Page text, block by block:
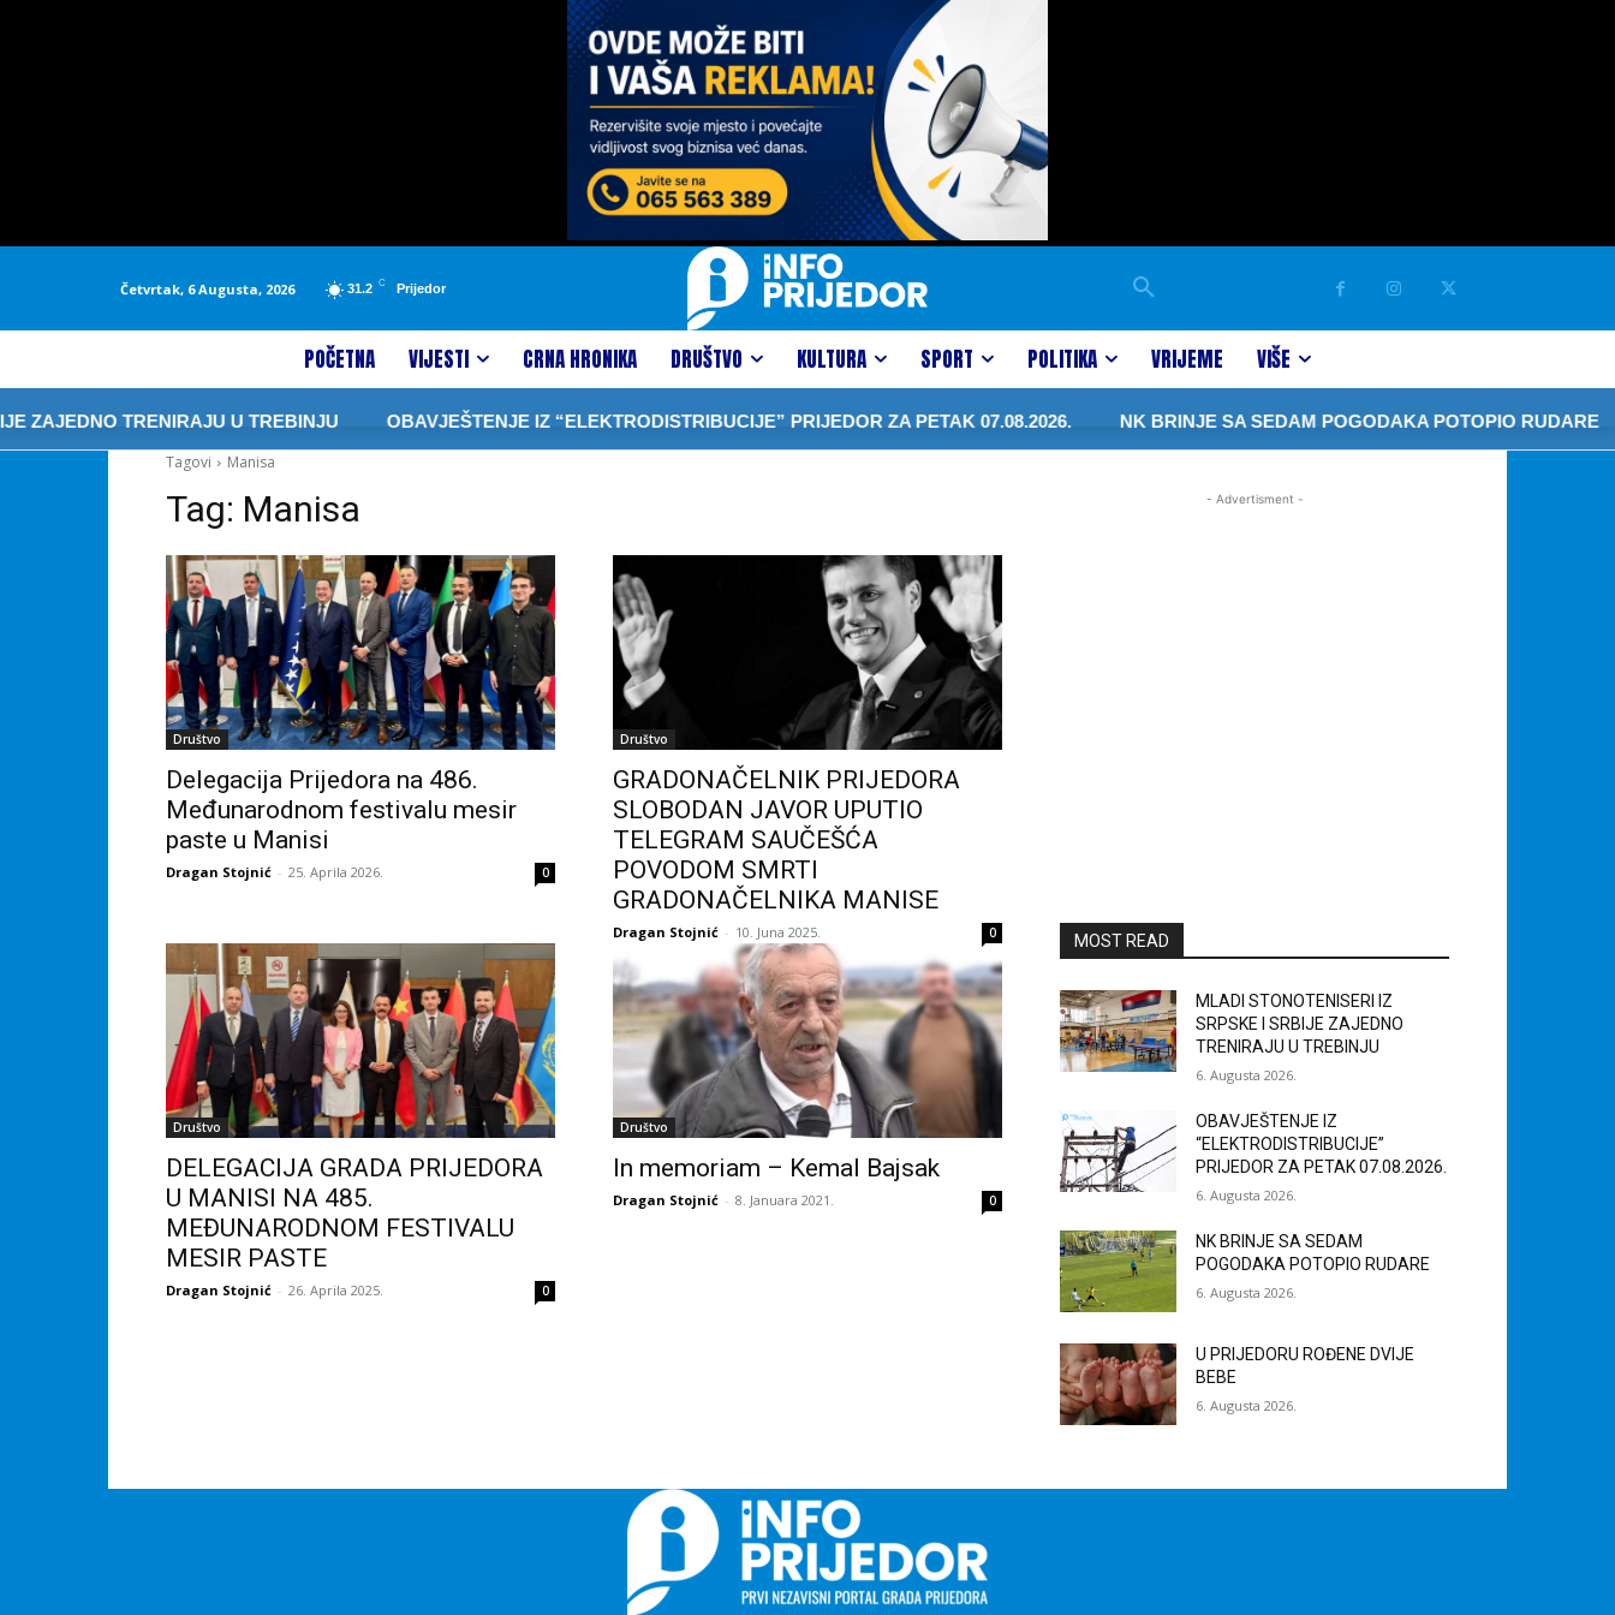
Četvrtak, 6 Augusta, 2026 31.2 C Prijedor
POČETNA VIJESTI CRNA HRONIKA DRUŠTVO KULTURA SPORT POLITIKA VRIJEME VIŠE
TRENIRAJU U TREBINJU OBAVJEŠTENJE IZ “ELEKTRODISTRIBUCIJE” PRIJEDOR ZA PETAK 07.08.2026.
NK BRINJE SA SEDAM POGODAKA POTOPIO RUDARE
Tagovi
Manisa
Tag: Manisa
Društvo
Delegacija Prijedora na 486.
Međunarodnom festivalu mesir
paste u Manisi
Dragan Stojnić - 25. Aprila 2026. 0
Društvo
GRADONAČELNIK PRIJEDORA
SLOBODAN JAVOR UPUTIO
TELEGRAM SAUČEŠĆA
POVODOM SMRTI
GRADONAČELNIKA MANISE
Dragan Stojnić - 10. Juna 2025. 0
Društvo
DELEGACIJA GRADA PRIJEDORA
U MANISI NA 485.
MEĐUNARODNOM FESTIVALU
MESIR PASTE
Dragan Stojnić - 26. Aprila 2025. 0
Društvo
In memoriam – Kemal Bajsak
Dragan Stojnić - 8. Januara 2021. 0
- Advertisment -
MOST READ
MLADI STONOTENISERI IZ
SRPSKE I SRBIJE ZAJEDNO
TRENIRAJU U TREBINJU
6. Augusta 2026.
OBAVJEŠTENJE IZ
“ELEKTRODISTRIBUCIJE”
PRIJEDOR ZA PETAK 07.08.2026.
6. Augusta 2026.
NK BRINJE SA SEDAM
POGODAKA POTOPIO RUDARE
6. Augusta 2026.
U PRIJEDORU ROĐENE DVIJE
BEBE
6. Augusta 2026.